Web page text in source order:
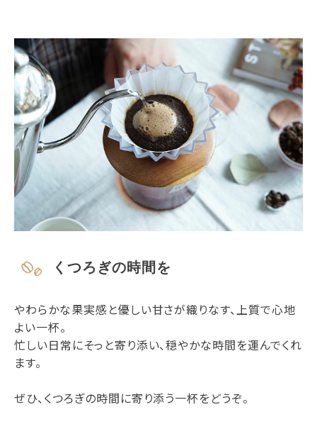
くつろぎの時間を
やわらかな果実感と優しい甘さが織りなす、上質で心地
よい一杯。
忙しい日常にそっと寄り添い、穏やかな時間を運んでくれ
ます。
ぜひ、くつろぎの時間に寄り添う一杯をどうぞ。